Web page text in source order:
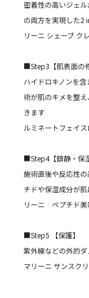
密着性の高いジェ
の両方を実現した2
リーニ シェーブ ク
■Step3【肌表面の
ハイドロキノンを
術が肌のキメを整
きます
ルミネートフェイ
■Step4【鎮静・保湿
施術直後や反応性
チドや保湿成分が
リーニ ペプチド美
■Step5 【保護】
紫外線などの外的
マリーニ サンスク